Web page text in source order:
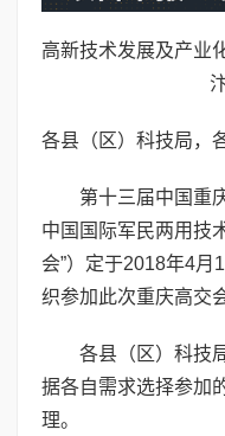
高新技术发展及产业
各县（区）科技局，
第十三届中国重
中国国际军民两用技
会”）定于2018年4月
织参加此次重庆高交
各县（区）科技
据各自需求选择参加
理。